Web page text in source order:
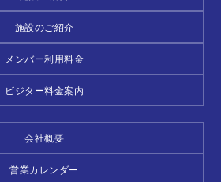
施設のご紹介
メンバー利用料金
ビジター料金案内
会社概要
営業カレンダー